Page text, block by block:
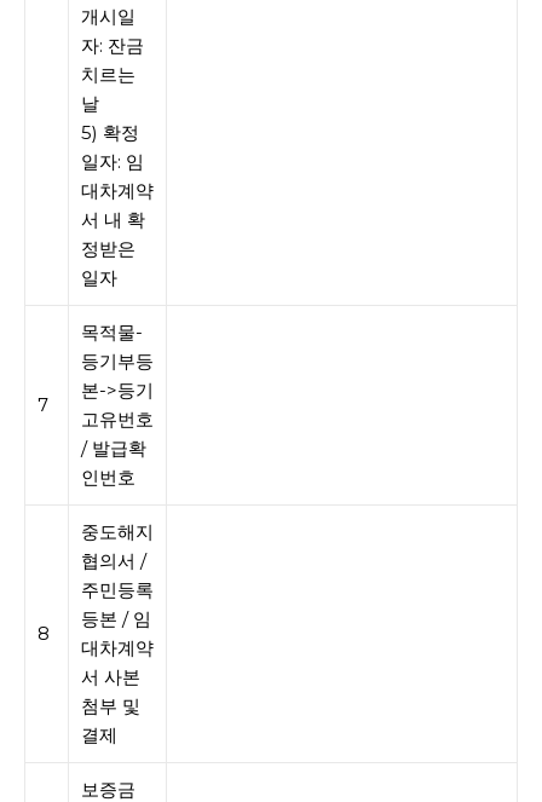
개시일
자: 잔금
치르는
날
5) 확정
일자: 임
대차계약
서 내 확
정받은
일자
7
목적물-
등기부등
본->등기
고유번호
/ 발급확
인번호
8
중도해지
협의서 /
주민등록
등본 / 임
대차계약
서 사본
첨부 및
결제
보증금